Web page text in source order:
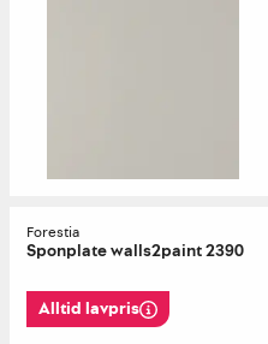
Forestia
Sponplate walls2paint 2390
Alltid lavpris